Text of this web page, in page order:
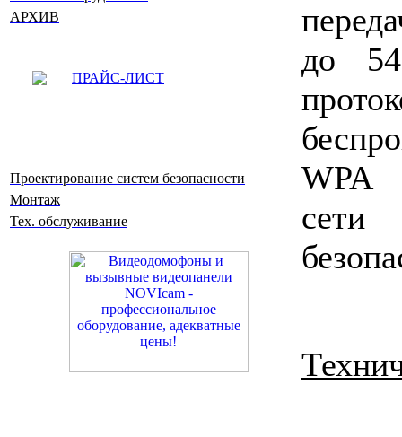
АРХИВ
ПРАЙС-ЛИСТ
Проектирование систем безопасности
Монтаж
Тех. обслуживание
до
WPA
сети